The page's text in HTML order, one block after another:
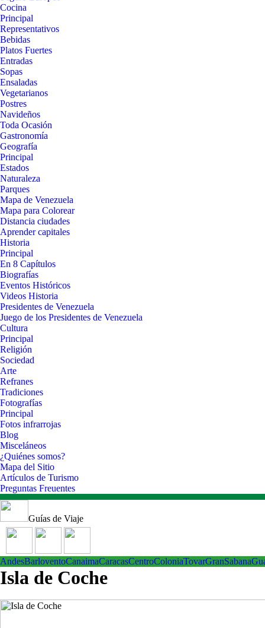
Cocina
Principal
Representativos
Bebidas
Platos Fuertes
Entradas
Sopas
Ensaladas
Vegetarianos
Postres
Navideños
Toda Ocasión
Gastronomía
Geografía
Principal
Estados
Naturaleza
Parques
Mapa de Venezuela
Mapa para Colorear
Distancia ciudades
Aprender capitales
Historia
Principal
En 8 Capítulos
Biografías
Eventos Históricos
Videos Historia
Presidentes de Venezuela
Juego de los Presidentes de Venezuela
Cultura
Principal
Religión
Sociedad
Arte
Refranes
Tradiciones
Fotografías
Principal
Fotos infrarrojas
Blog
Misceláneos
¿Quiénes somos?
Mapa del Sitio
Artículos de Turismo
Preguntas Freuentes
Guías de Viaje
AndesBarloventoCanaimaCaracasCentroColoniaTovarGranSabana
Isla de Coche